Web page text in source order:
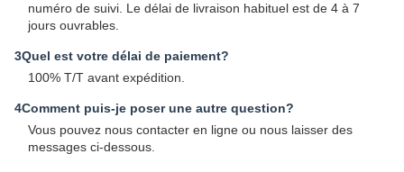
numéro de suivi. Le délai de livraison habituel est de 4 à 7
jours ouvrables.
3Quel est votre délai de paiement?
100% T/T avant expédition.
4Comment puis-je poser une autre question?
Vous pouvez nous contacter en ligne ou nous laisser des
messages ci-dessous.